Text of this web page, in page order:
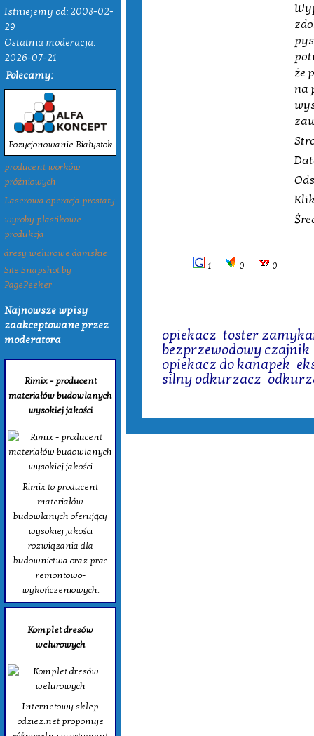
Istniejemy od: 2008-02-
29
Ostatnia moderacja:
2026-07-21
Polecamy:
Pozycjonowanie Białystok
producent worków
próżniowych
Laserowa operacja prostaty
wyroby plastikowe
produkcja
dresy welurowe damskie
Site Snapshot by
PagePeeker
Najnowsze wpisy
zaakceptowane przez
moderatora
Rimix - producent
materiałów budowlanych
wysokiej jakości
Rimix to producent
materiałów
budowlanych oferujący
wysokiej jakości
rozwiązania dla
budownictwa oraz prac
remontowo-
wykończeniowych.
Komplet dresów
welurowych
Internetowy sklep
odziez.net proponuje
że
na
1 0 0
opiekacz toster
bezprzewodowy czajnik
opiekacz do kanapek
silny odkurzacz